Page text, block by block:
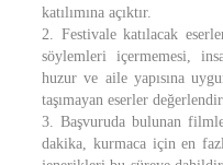
katılımına açıktır.
2. Festivale katılacak
söylemleri içermemesi,
huzur ve aile yapısına
taşımayan eserler
3. Başvuruda bulunan
dakika, kurmaca için en